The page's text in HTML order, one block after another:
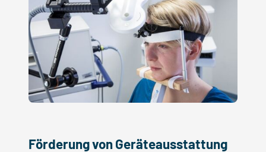
Förderung von Geräteausstattung